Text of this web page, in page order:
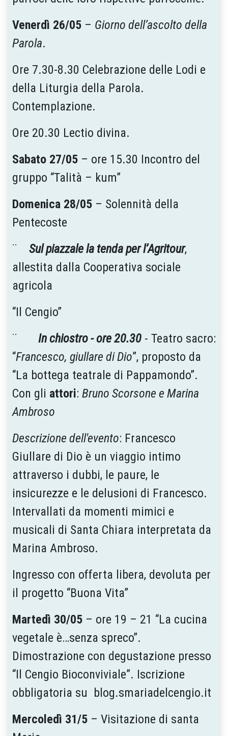
Venerdì 26/05 – Giorno dell’ascolto della
Parola.
Ore 7.30-8.30 Celebrazione delle Lodi e
della Liturgia della Parola.
Contemplazione.
Ore 20.30 Lectio divina.
Sabato 27/05 – ore 15.30 Incontro del
gruppo “Talità – kum”
Domenica 28/05 – Solennità della
Pentecoste
¨ Sul piazzale la tenda per l’Agritour,
allestita dalla Cooperativa sociale
agricola
“Il Cengio”
¨ In chiostro - ore 20.30 - Teatro sacro:
“Francesco, giullare di Dio”, proposto da
“La bottega teatrale di Pappamondo”.
Con gli attori: Bruno Scorsone e Marina
Ambroso
Descrizione dell'evento: Francesco
Giullare di Dio è un viaggio intimo
attraverso i dubbi, le paure, le
insicurezze e le delusioni di Francesco.
Intervallati da momenti mimici e
musicali di Santa Chiara interpretata da
Marina Ambroso.
Ingresso con offerta libera, devoluta per
il progetto “Buona Vita”
Martedì 30/05 – ore 19 – 21 “La cucina
vegetale è…senza spreco”.
Dimostrazione con degustazione presso
“Il Cengio Bioconviviale”. Iscrizione
obbligatoria su blog.smariadelcengio.it
Mercoledì 31/5 – Visitazione di santa